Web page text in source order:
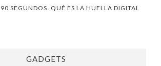
90 SEGUNDOS. QUÉ ES LA HUELLA DIGITAL
GADGETS